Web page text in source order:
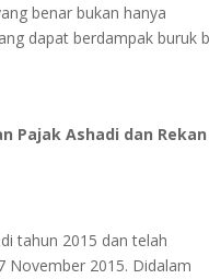
benar bukan hanya
dapat berdampak buruk
Pajak Ashadi dan Rekan
tahun 2015 dan telah
November 2015. Didalam